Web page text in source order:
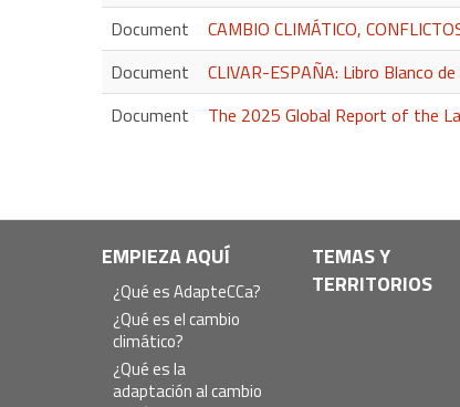
Document
CAMBIO CLIMÁTICO,
Document
CLIVAR-ESPAÑA: Libro Blanco
Document
The 2025 Global Report of the
Navegación
principal
EMPIEZA AQUÍ
¿Qué es AdapteCCa?
¿Qué es el cambio
climático?
¿Qué es la
adaptación al cambio
TEMAS Y
TERRITORIOS